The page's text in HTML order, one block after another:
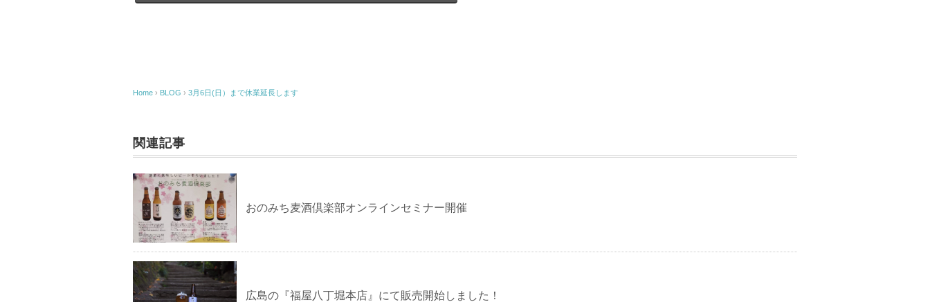
Home › BLOG › 3月6日(日）まで休業延長します
関連記事
おのみち麦酒倶楽部オンラインセミナー開催
広島の『福屋八丁堀本店』にて販売開始しました！